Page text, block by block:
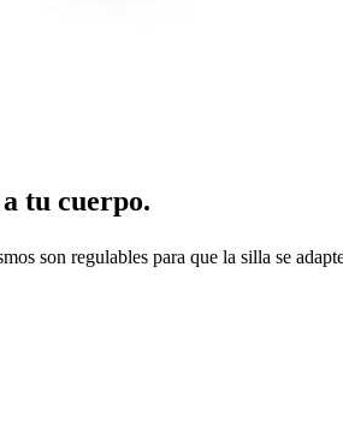
tu cuerpo.
son regulables para que la silla se